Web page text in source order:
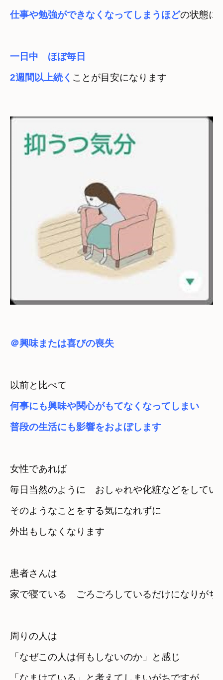
仕事や勉強ができなくなってしまうほど
一日中　ほぼ毎日
2週間以上続く ことが目安になります
＠興味または喜びの喪失
以前と比べて
何事にも興味や関心がもてなくなってしまい
普段の生活にも影響をおよぼします
女性であれば
毎日当然のように　おしゃれや化粧などをしてい
そのようなことをする気になれずに
外出もしなくなります
患者さんは
周りの人は
「なぜこの人は何もしないのか」と感じ